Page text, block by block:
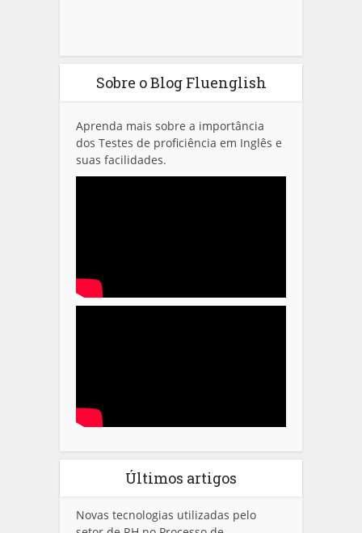
Sobre o Blog Fluenglish
Aprenda mais sobre a importância
dos Testes de proficiência em Inglês e
suas facilidades.
Últimos artigos
Novas tecnologias utilizadas pelo